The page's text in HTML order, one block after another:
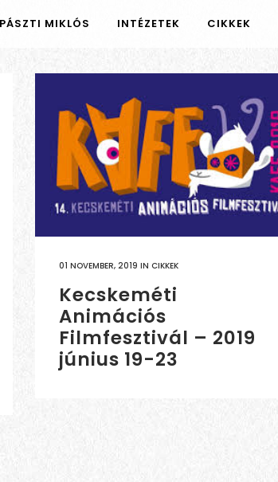
PÁSZTI MIKLÓS INTÉZETEK CIKKEK
01 NOVEMBER, 2019 IN CIKKEK
Kecskeméti
Animációs
Filmfesztivál – 2019
június 19-23